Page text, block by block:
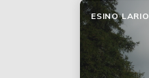
ESINO LARIO